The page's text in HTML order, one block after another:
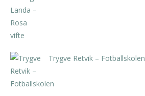
Trygve Retvik – Fotballskolen